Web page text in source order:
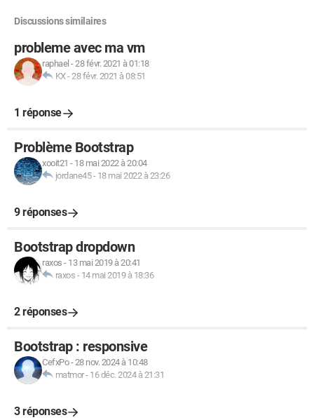
Discussions similaires
probleme avec ma vm
raphael -28 févr. 2021 à 01:18
KX-28 févr. 2021 à 08:51
1 réponse
Problème Bootstrap
xooit21 - 18 mai 2022 à 20:04
jordane45- 18 mai 2022 à 23:26
9 réponses
Bootstrap dropdown
raxos - 13 mai 2019 à 20:41
raxos - 14 mai 2019 à 18:36
2 réponses
Bootstrap : responsive
CefxPo-28 nov. 2024 à 10:48
matmor- 16 déc. 2024 à 21:31
3 réponses